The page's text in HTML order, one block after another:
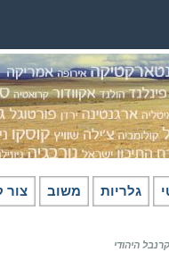
גלריות משוב צור
היהודי